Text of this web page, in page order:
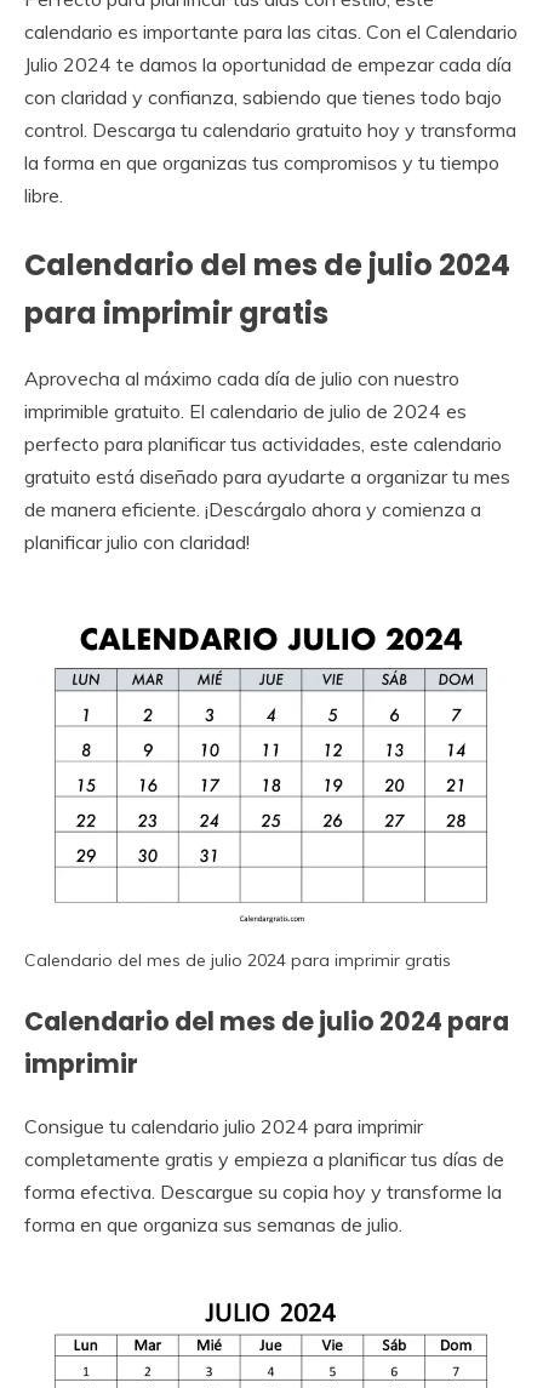
8,
2024
calendario es importante para las citas. Con el Calendario
Julio 2024 te damos la oportunidad de empezar cada día
con claridad y confianza, sabiendo que tienes todo bajo
control. Descarga tu calendario gratuito hoy y transforma
la forma en que organizas tus compromisos y tu tiempo
libre.
Calendario del mes de julio 2024
para imprimir gratis
Aprovecha al máximo cada día de julio con nuestro
imprimible gratuito. El calendario de julio de 2024 es
perfecto para planificar tus actividades, este calendario
gratuito está diseñado para ayudarte a organizar tu mes
de manera eficiente. ¡Descárgalo ahora y comienza a
planificar julio con claridad!
Calendario del mes de julio 2024 para imprimir gratis
Calendario del mes de julio 2024 para
imprimir
Consigue tu calendario julio 2024 para imprimir
completamente gratis y empieza a planificar tus días de
forma efectiva. Descargue su copia hoy y transforme la
forma en que organiza sus semanas de julio.